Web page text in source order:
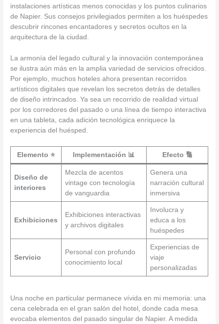
instalaciones artísticas menos conocidas y los puntos culinarios
de Napier. Sus consejos privilegiados permiten a los huéspedes
descubrir rincones encantadores y secretos ocultos en la
arquitectura de la ciudad.
La armonía del legado cultural y la innovación contemporánea
se ilustra aún más en la amplia variedad de servicios ofrecidos.
Por ejemplo, muchos hoteles ahora presentan recorridos
artísticos digitales que revelan los secretos detrás de detalles
de diseño intrincados. Ya sea un recorrido de realidad virtual
por los corredores del pasado o una línea de tiempo interactiva
en una tableta, cada adición tecnológica enriquece la
experiencia del huésped.
Elemento ⭐ Implementación 📊 Efecto 🔢
Diseño de
interiores
Mezcla de acentos
vintage con tecnología
de vanguardia
Genera una
narración cultural
inmersiva
Exhibiciones
Exhibiciones interactivas
y archivos digitales
Involucra y
educa a los
huéspedes
Servicio
Personal con profundo
conocimiento local
Experiencias de
viaje
personalizadas
Una noche en particular permanece vívida en mi memoria: una
cena celebrada en el gran salón del hotel, donde cada mesa
evocaba elementos del pasado singular de Napier. A medida